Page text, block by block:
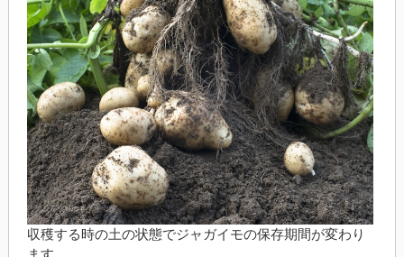
収穫する時の土の状態でジャガイモの保存期間が変わり